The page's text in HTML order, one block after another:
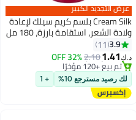
عرض التجديد الكبير
Cream Silk بلسم كريم سيلك لإعادة
ولادة الشعر، استقامة بارزة، 180 مل
3.9
11
د.ك‏1.41
2.10
32% OFF
#20 في بلسم الشعر
بتخلّص بسرعة
تم بيع +120 مؤخرًا
#20 في بلسم الشعر
لك رصيد مسترجع 10% + 1